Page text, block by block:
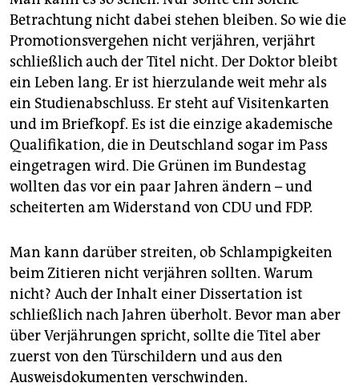
Betrachtung nicht dabei stehen bleiben. So wie die
Promotionsvergehen nicht verjähren, verjährt
schließlich auch der Titel nicht. Der Doktor bleibt
ein Leben lang. Er ist hierzulande weit mehr als
ein Studienabschluss. Er steht auf Visitenkarten
und im Briefkopf. Es ist die einzige akademische
Qualifikation, die in Deutschland sogar im Pass
eingetragen wird. Die Grünen im Bundestag
wollten das vor ein paar Jahren ändern – und
scheiterten am Widerstand von CDU und FDP.
Man kann darüber streiten, ob Schlampigkeiten
beim Zitieren nicht verjähren sollten. Warum
nicht? Auch der Inhalt einer Dissertation ist
schließlich nach Jahren überholt. Bevor man aber
über Verjährungen spricht, sollte die Titel aber
zuerst von den Türschildern und aus den
Ausweisdokumenten verschwinden.